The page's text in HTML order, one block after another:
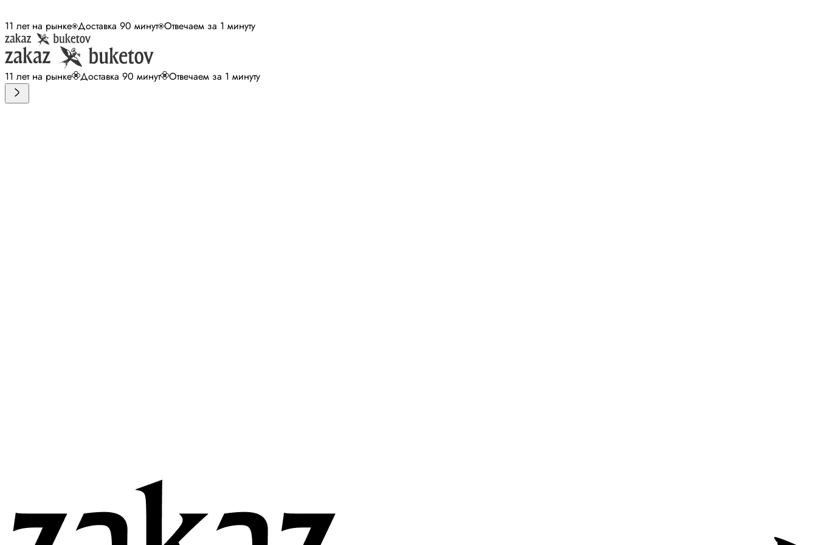
11 лет на рынке Доставка 90 минут Отвечаем за 1 минуту
11 лет на рынке Доставка 90 минут Отвечаем за 1 минуту